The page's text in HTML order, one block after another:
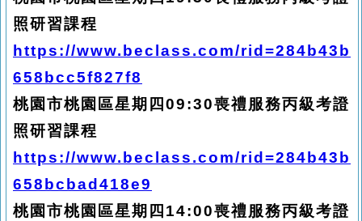
照研習課程
https://www.beclass.com/rid=284b43b
658bcc5f827f8
桃園市桃園區星期四09:30喪禮服務丙級考證
照研習課程
https://www.beclass.com/rid=284b43b
658bcbad418e9
桃園市桃園區星期四14:00喪禮服務丙級考證